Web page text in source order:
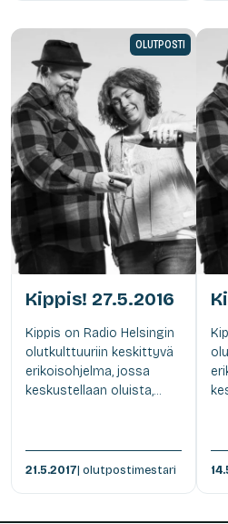
OLUTPOSTI
Kippis! 27.5.2016
Kippis on Radio Helsingin
olutkulttuuriin keskittyvä
erikoisohjelma, jossa
keskustellaan oluista,...
21.5.2017| olutpostimestari